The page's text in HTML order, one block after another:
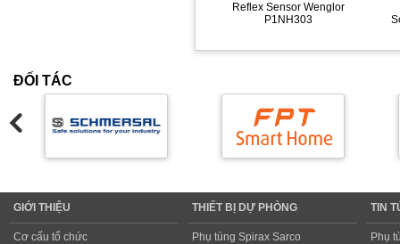
Reflex Sensor Wenglor
P1NH303
ĐỐI TÁC
GIỚI THIỆU
Cơ cấu tổ chức
THIẾT BỊ DỰ PHÒNG
Phụ tùng Spirax Sarco
TIN
Phụ